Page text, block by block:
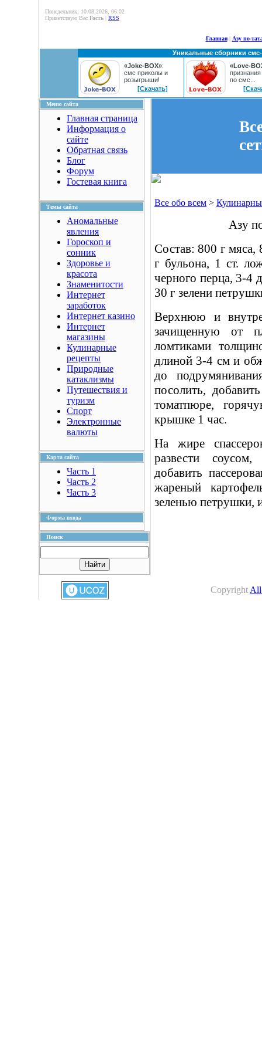
Понедельник, 10.08.2026, 06:02
Приветствую Вас Гость | RSS
Главная| Азу по-
Уникальные сборники
«Joke-BOX»:
смс приколы и
розыгрыши!
[Скачать]
«Love-
по смс...
Меню сайта
Главная страница
Информация о
сайте
Обратная связь
Блог
Форум
Гостевая книга
Темы сайта
Аномальные
явления
Гороскоп и
сонник
Здоровье и
красота
Знаменитости
Интернет
заработок
Интернет казино
Интернет
магазины
Кулинарные
рецепты
Природные
катаклизмы
Путешествия и
туризм
Спорт
Электронные
валюты
Карта сайта
Часть 1
Часть 2
Часть 3
Форма входа
Поиск
Все обо всем >
Азу
Состав: 800 г
г бульона, 1 ст.
черного перца, 3-4
30 г зелени
Верхнюю и
зачищенную от
ломтиками
длиной 3-4 см и
до
посолить,
томатпюре,
крышке 1 час.
На жире
развести
добавить
жареный
зеленью петрушки,
Copyright